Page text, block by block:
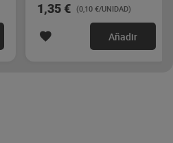
1,35 € (0,10 €/UNIDAD)
Añadir